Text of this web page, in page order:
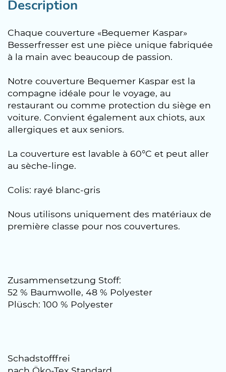
Description
Chaque couverture «Bequemer Kaspar»
Besserfresser est une pièce unique fabriquée
à la main avec beaucoup de passion.
Notre couverture Bequemer Kaspar est la
compagne idéale pour le voyage, au
restaurant ou comme protection du siège en
voiture. Convient également aux chiots, aux
allergiques et aux seniors.
La couverture est lavable à 60°C et peut aller
au sèche-linge.
Colis: rayé blanc-gris
Nous utilisons uniquement des matériaux de
première classe pour nos couvertures.
Zusammensetzung Stoff:
52 % Baumwolle, 48 % Polyester
Plüsch: 100 % Polyester
Schadstofffrei